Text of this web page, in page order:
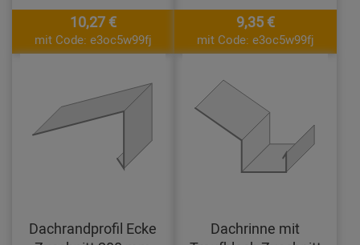
10,27 €
mit Code: e3oc5w99fj
9,35 €
mit Code: e3oc5w99fj
Dachrandprofil Ecke
Dachrinne mit